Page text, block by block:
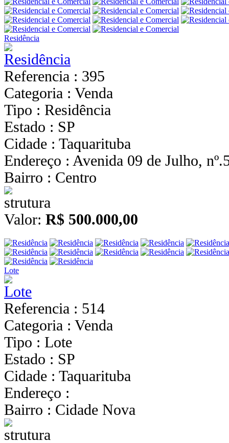
Residência
Referencia : 395
Categoria : Venda
Tipo : Residência
Estado : SP
Cidade : Taquarituba
Endereço : Avenida 09 de Julho,
Bairro : Centro
Valor: R$ 500.000,00
Lote
Referencia : 514
Categoria : Venda
Tipo : Lote
Estado : SP
Cidade : Taquarituba
Endereço :
Bairro : Cidade Nova